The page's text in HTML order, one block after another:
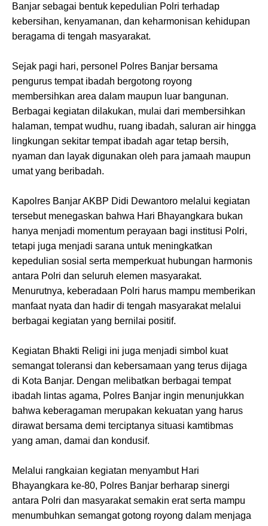
Banjar sebagai bentuk kepedulian Polri terhadap
kebersihan, kenyamanan, dan keharmonisan kehidupan
beragama di tengah masyarakat.
Sejak pagi hari, personel Polres Banjar bersama
pengurus tempat ibadah bergotong royong
membersihkan area dalam maupun luar bangunan.
Berbagai kegiatan dilakukan, mulai dari membersihkan
halaman, tempat wudhu, ruang ibadah, saluran air hingga
lingkungan sekitar tempat ibadah agar tetap bersih,
nyaman dan layak digunakan oleh para jamaah maupun
umat yang beribadah.
Kapolres Banjar AKBP Didi Dewantoro melalui kegiatan
tersebut menegaskan bahwa Hari Bhayangkara bukan
hanya menjadi momentum perayaan bagi institusi Polri,
tetapi juga menjadi sarana untuk meningkatkan
kepedulian sosial serta memperkuat hubungan harmonis
antara Polri dan seluruh elemen masyarakat.
Menurutnya, keberadaan Polri harus mampu memberikan
manfaat nyata dan hadir di tengah masyarakat melalui
berbagai kegiatan yang bernilai positif.
Kegiatan Bhakti Religi ini juga menjadi simbol kuat
semangat toleransi dan kebersamaan yang terus dijaga
di Kota Banjar. Dengan melibatkan berbagai tempat
ibadah lintas agama, Polres Banjar ingin menunjukkan
bahwa keberagaman merupakan kekuatan yang harus
dirawat bersama demi terciptanya situasi kamtibmas
yang aman, damai dan kondusif.
Melalui rangkaian kegiatan menyambut Hari
Bhayangkara ke-80, Polres Banjar berharap sinergi
antara Polri dan masyarakat semakin erat serta mampu
menumbuhkan semangat gotong royong dalam menjaga